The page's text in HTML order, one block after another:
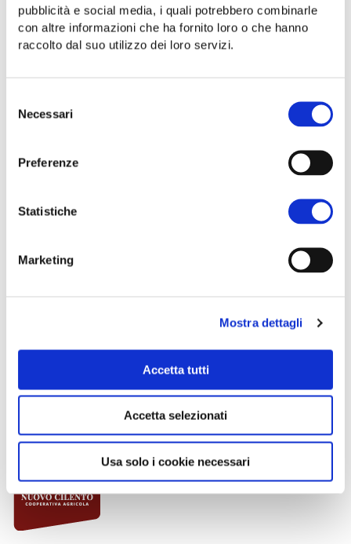
pubblicità e social media, i quali potrebbero combinarle
con altre informazioni che ha fornito loro o che hanno
raccolto dal suo utilizzo dei loro servizi.
delNecessari
Preferenze
Statistiche
Marketing
Mostra dettagli
Accetta tutti
Accetta selezionati
Usa solo i cookie necessari